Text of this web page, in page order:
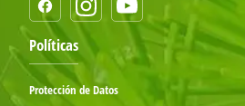
Políticas
Protección de Datos